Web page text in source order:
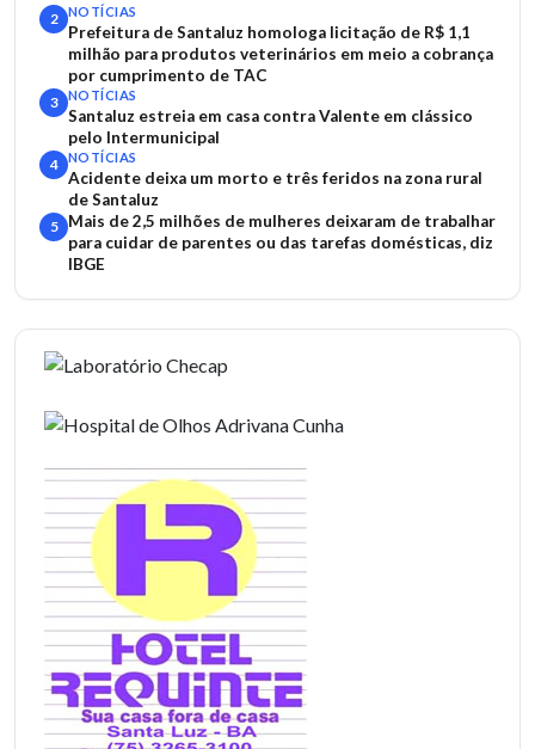
2 NOTÍCIAS
Prefeitura de Santaluz homologa licitação de R$ 1,1
milhão para produtos veterinários em meio a cobrança
por cumprimento de TAC
3 NOTÍCIAS
Santaluz estreia em casa contra Valente em clássico
pelo Intermunicipal
4 NOTÍCIAS
Acidente deixa um morto e três feridos na zona rural
de Santaluz
5
Mais de 2,5 milhões de mulheres deixaram de trabalhar
para cuidar de parentes ou das tarefas domésticas, diz
IBGE